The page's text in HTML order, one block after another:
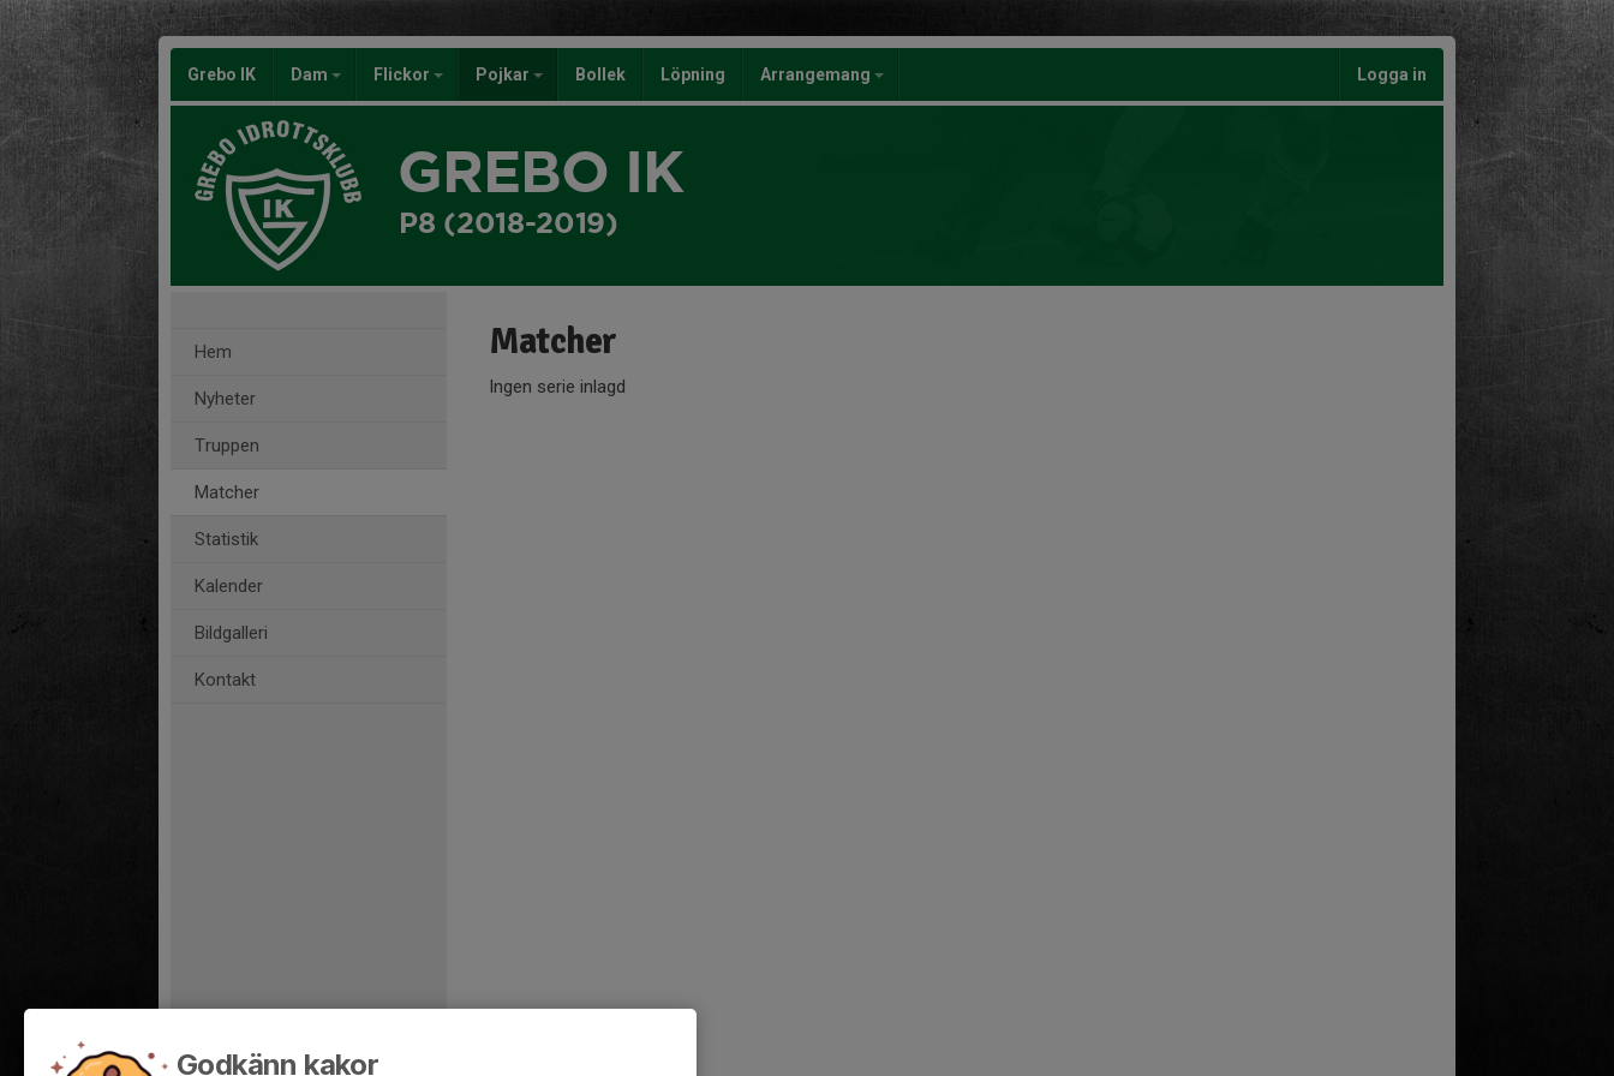
Grebo IK Dam Flickor Pojkar Bollek Löpning Arrangemang Logga in
GREBO IK
P8 (2018-2019)
Hem
Nyheter
Truppen
Matcher
Statistik
Kalender
Bildgalleri
Kontakt
Matcher
Ingen serie inlagd
Godkänn kakor